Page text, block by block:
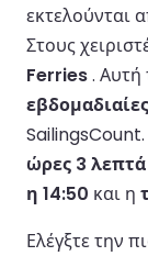
εκτελούνται
Στους
Ferries. Αυτή
SailingsCount.
ώρες 3 λεπτά
η 14:50 και η
Ελέγξτε την